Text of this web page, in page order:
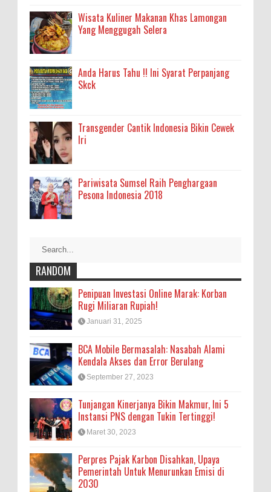
Wisata Kuliner Makanan Khas Lamongan
Yang Menggugah Selera
Anda Harus Tahu !! Ini Syarat Perpanjang
Skck
Transgender Cantik Indonesia Bikin Cewek
Iri
Pariwisata Sumsel Raih Penghargaan
Pesona Indonesia 2018
RANDOM
Penipuan Investasi Online Marak: Korban
Rugi Miliaran Rupiah!
Januari 31, 2025
BCA Mobile Bermasalah: Nasabah Alami
Kendala Akses dan Error Berulang
September 27, 2023
Tunjangan Kinerjanya Bikin Makmur, Ini 5
Instansi PNS dengan Tukin Tertinggi!
Maret 30, 2023
Perpres Pajak Karbon Disahkan, Upaya
Pemerintah Untuk Menurunkan Emisi di
2030